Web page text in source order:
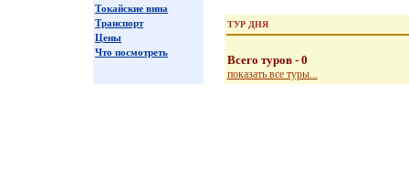
Токайские вина
Транспорт
Цены
Что посмотреть
ТУР ДНЯ
Всего туров - 0
показать все туры...